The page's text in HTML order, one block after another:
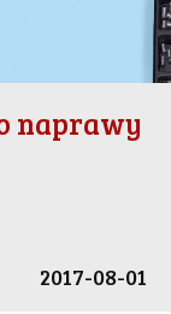
naprawy
2017-08-01